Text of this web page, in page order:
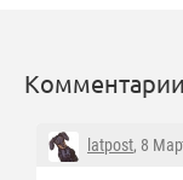
latpost, 8